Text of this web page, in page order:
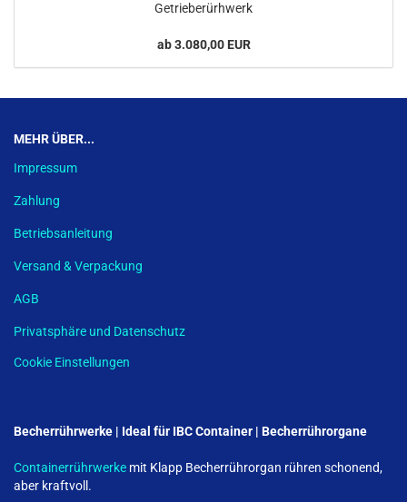
Getrieberürhwerk
ab 3.080,00 EUR
MEHR ÜBER...
Impressum
Zahlung
Betriebsanleitung
Versand & Verpackung
AGB
Privatsphäre und Datenschutz
Cookie Einstellungen
Becherrührwerke | Ideal für IBC Container | Becherrührorgane
Containerrührwerke mit Klapp Becherrührorgan rühren schonend,
aber kraftvoll.